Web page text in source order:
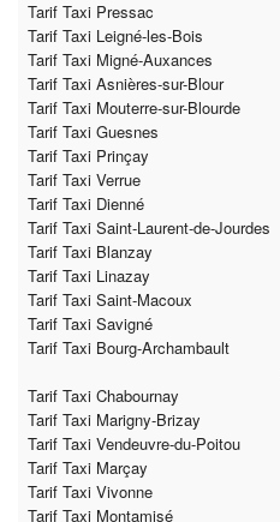
Tarif Taxi Pressac
Tarif Taxi Leigné-les-Bois
Tarif Taxi Migné-Auxances
Tarif Taxi Asnières-sur-Blour
Tarif Taxi Mouterre-sur-Blourde
Tarif Taxi Guesnes
Tarif Taxi Prinçay
Tarif Taxi Verrue
Tarif Taxi Dienné
Tarif Taxi Saint-Laurent-de-Jourdes
Tarif Taxi Blanzay
Tarif Taxi Linazay
Tarif Taxi Saint-Macoux
Tarif Taxi Savigné
Tarif Taxi Bourg-Archambault
Tarif Taxi Chabournay
Tarif Taxi Marigny-Brizay
Tarif Taxi Vendeuvre-du-Poitou
Tarif Taxi Marçay
Tarif Taxi Vivonne
Tarif Taxi Montamisé